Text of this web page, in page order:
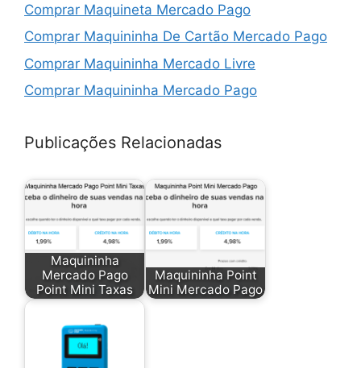
Comprar Maquineta Mercado Pago
Comprar Maquininha De Cartão Mercado Pago
Comprar Maquininha Mercado Livre
Comprar Maquininha Mercado Pago
Comprar Point Mini
Comprar Point Pro 2
Desconto Da Maquininha Mercado Pago
Juros Da Maquininha Mercado Pago
Juros Point Mini Chip
Maquina Cartao De Credito Mercado Pago
Maquina Cartao Mercado Livre
Maquina Cartao Mercado Pago Chip
Publicações Relacionadas
Maquininha
Mercado Pago
Point Mini Taxas
Maquininha Point
Mini Mercado Pago